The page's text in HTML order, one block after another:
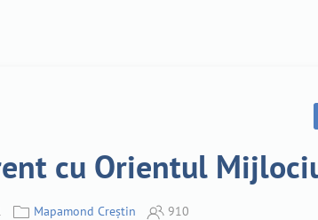
cu Orientul
Mapamond Creștin 910